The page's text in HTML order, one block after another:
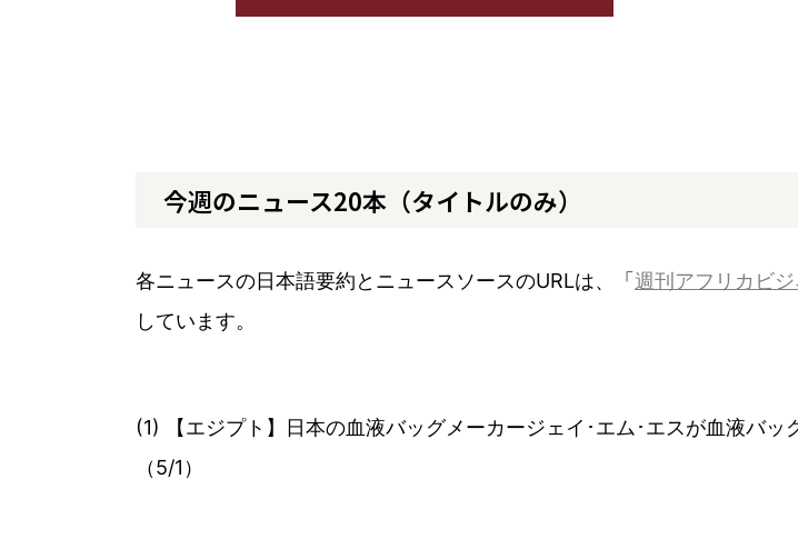
今週のニュース20本（タイトルのみ）
各ニュースの日本語要約とニュースソースのURLは、「 週刊アフリカビジ
しています。
(1) 【エジプト】日本の血液バッグメーカージェイ･エム･エスが血液バ
（5/1）